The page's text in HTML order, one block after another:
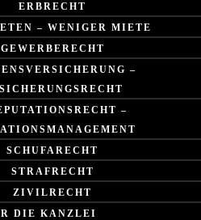
ERBRECHT
– WENIGER MIETE
GEWERBERECHT
–
–
SCHUFARECHT
STRAFRECHT
ZIVILRECHT
DIE KANZLEI